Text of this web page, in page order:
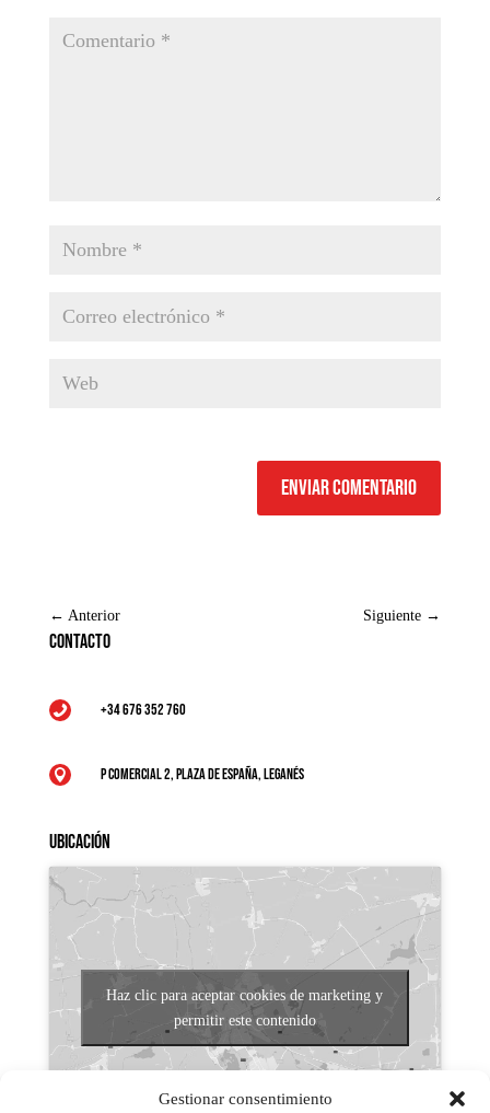
Gestionar consentimiento
Enviar comentario
← Anterior Siguiente →
Contacto
 +34 676 352 760
 P Comercial 2, Plaza de España, Leganés
Ubicación
Haz clic para aceptar cookies de marketing y
permitir este contenido